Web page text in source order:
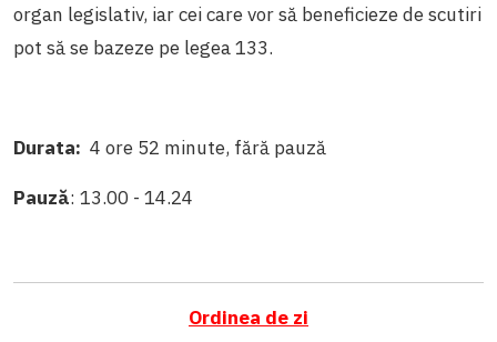
organ legislativ, iar cei care vor să beneficieze de scutiri
pot să se bazeze pe legea 133.
Durata: 4 ore 52 minute, fără pauză
Pauză: 13.00 - 14.24
Ordinea de zi